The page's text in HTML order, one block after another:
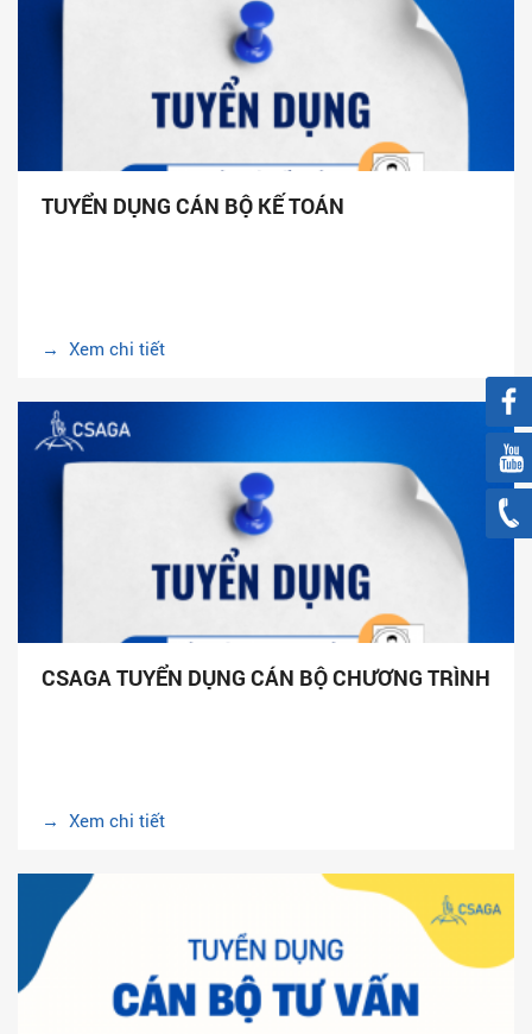
TUYỂN DỤNG CÁN BỘ KẾ TOÁN
→ Xem chi tiết
CSAGA TUYỂN DỤNG CÁN BỘ CHƯƠNG TRÌNH
→ Xem chi tiết